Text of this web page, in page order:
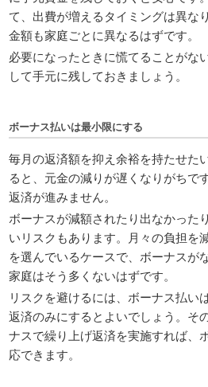
て、出費が増えるタイミングは異な
金額も家庭ごとに異なるはずです。
必要になったときに慌てることがな
して手元に残しておきましょう。
ボーナス払いは最小限にする
毎月の返済額を抑え余裕を持たせた
ると、元金の減りが遅くなりがちで
返済が進みません。
ボーナスが減額されたり出なかった
いリスクもあります。月々の負担を
を選んでいるケースで、ボーナスが
家庭はそう多くないはずです。
リスクを避けるには、ボーナス払い
返済のみにするとよいでしょう。そ
ナスで繰り上げ返済を実施すれば、
応できます。